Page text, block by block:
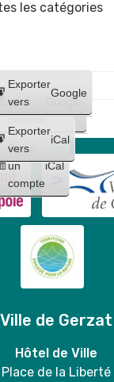
les catégories
Créer
un
compte
Google
Créer
un
compte
iCal
Exporter
vers
Google
Exporter
vers
iCal
Ville de Gerzat
Hôtel de Ville
Place de la Liberté